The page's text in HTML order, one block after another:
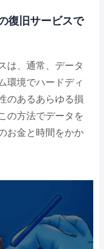
復旧サービスで
は、通常、データ
環境でハードディ
のあるあらゆる損
の方法でデータを
お金と時間をかか